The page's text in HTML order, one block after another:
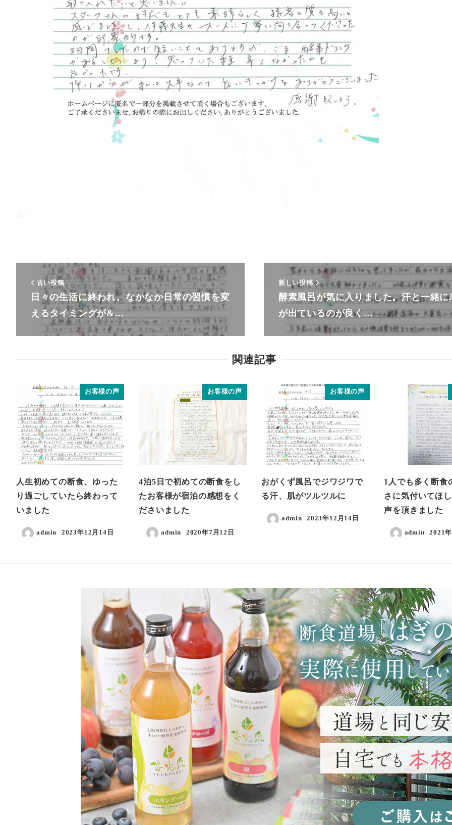
古い投稿
日々の生活に終われ、なかなか日常の習慣を変
えるタイミングが&…
新しい投稿
酵素風呂が気に入りました。汗と一緒に
が出ているのが良く…
関連記事
お客様の声
人生初めての断食、ゆった
り過ごしていたら終わって
いました
admin 2023年12月14日
お客様の声
4泊5日で初めての断食をし
たお客様が宿泊の感想をく
ださいました
admin 2020年7月12日
お客様の声
おがくず風呂でジワジワで
る汗、肌がツルツルに
admin 2023年12月14日
1人でも多く断食
さに気付いてほ
声を頂きました
admin 2021